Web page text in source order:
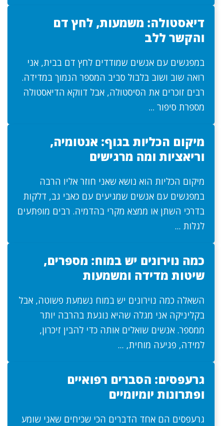
דיאסטולה: משמעות, לחץ דם
והקשר ללב
במפגשים עם אנשים שמודדים לחץ דם בבית, אני
רואה שוב ושוב בלבול סביב המספר הנמוך במדידה.
רבים זוכרים את הסיסטולה, אבל דווקא הדיאסטולה
מספרת סיפור ...
מיקום הכליות בגוף: אנטומיה,
וריאציות ומה מרגישים
מיקום הכליות הוא נושא שאני חוזר אליו הרבה
במפגשים עם אנשים שמגיעים עם כאבי גב, דלקות
בדרכי השתן או ממצא מקרי בהדמיה. רבים מופתעים
לגלות ...
כמה נוירונים יש במוח: מספרים,
שיטות מדידה ומשמעות
השאלה כמה נוירונים יש במוח נשמעת פשוטה, אבל
בקליניקה אני מגלה שהיא נוגעת בהרבה יותר
ממספר. אנשים שואלים אותה כדי להבין זיכרון,
למידה, פגיעה מוחית, ...
גרעפסים: הסברים רפואיים
ופתרונות יומיומיים
גרעפסים הם אחד הדברים הכי שכיחים שאני שומע